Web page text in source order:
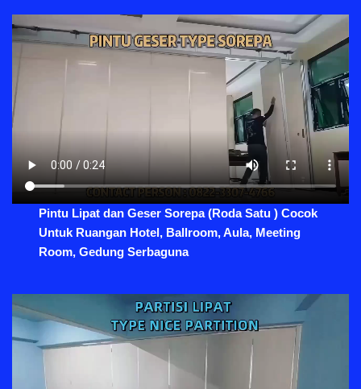
Pintu Lipat dan Geser Sorepa (Roda Satu ) Cocok
Untuk Ruangan Hotel, Ballroom, Aula, Meeting
Room, Gedung Serbaguna